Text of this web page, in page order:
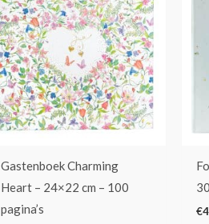
Gastenboek Charming
Heart – 24×22 cm – 100
pagina’s
€